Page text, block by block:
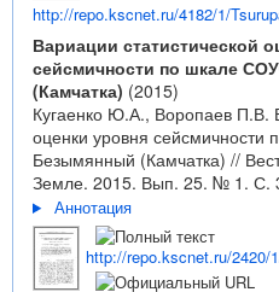
http://repo.kscnet.ru/4182/1/
Вариации статистической
сейсмичности по шкале
(Камчатка) (2015)
Кугаенко Ю.А., Воропаев П.В.
оценки уровня сейсмичности
Безымянный (Камчатка) //
Земле. 2015. Вып. 25. № 1. С.
Аннотация
http://repo.kscnet.ru/2420/